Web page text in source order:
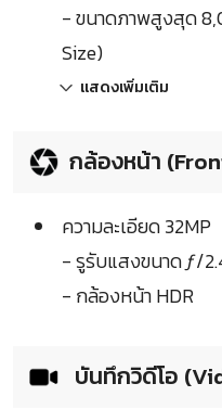
- ขนาดภาพสูงสุด
Size)
แสดงเพิ่มเติม
กล้องหน้า
ความละเอียด 32MP
- รูรับแสงขนาด ƒ/
- กล้องหน้า HDR
บันทึกวิดีโอ